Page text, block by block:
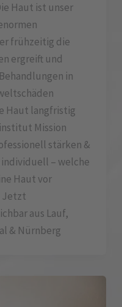
Haut ist unser
frühzeitig die
ergreift und
in
Haut langfristig
Mission
stärken &
– welche
Haut vor
Jetzt
aus Lauf,
& Nürnberg